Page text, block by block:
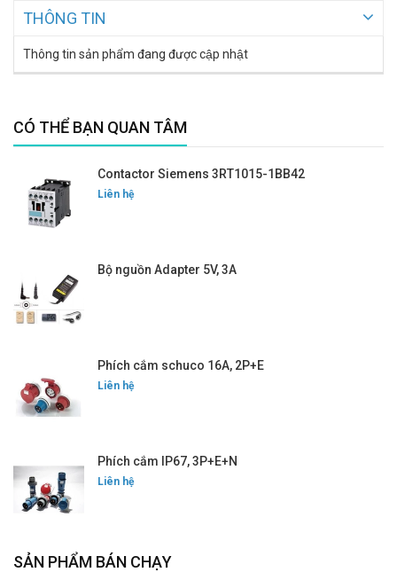
THÔNG TIN
Thông tin sản phẩm đang được cập nhật
CÓ THỂ BẠN QUAN TÂM
Contactor Siemens 3RT1015-1BB42
Liên hệ
Bộ nguồn Adapter 5V, 3A
Phích cắm schuco 16A, 2P+E
Liên hệ
Phích cắm IP67, 3P+E+N
Liên hệ
SẢN PHẨM BÁN CHẠY